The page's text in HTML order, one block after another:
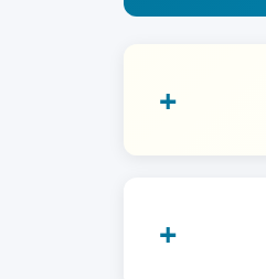
+
+